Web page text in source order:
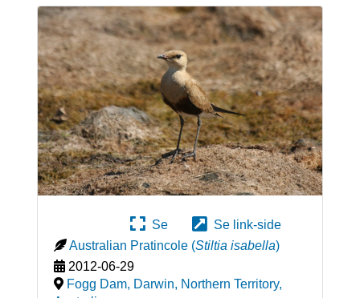
Se
Se link-side
Australian Pratincole (Stiltia isabella)
2012-06-29
Fogg Dam, Darwin, Northern Territory,